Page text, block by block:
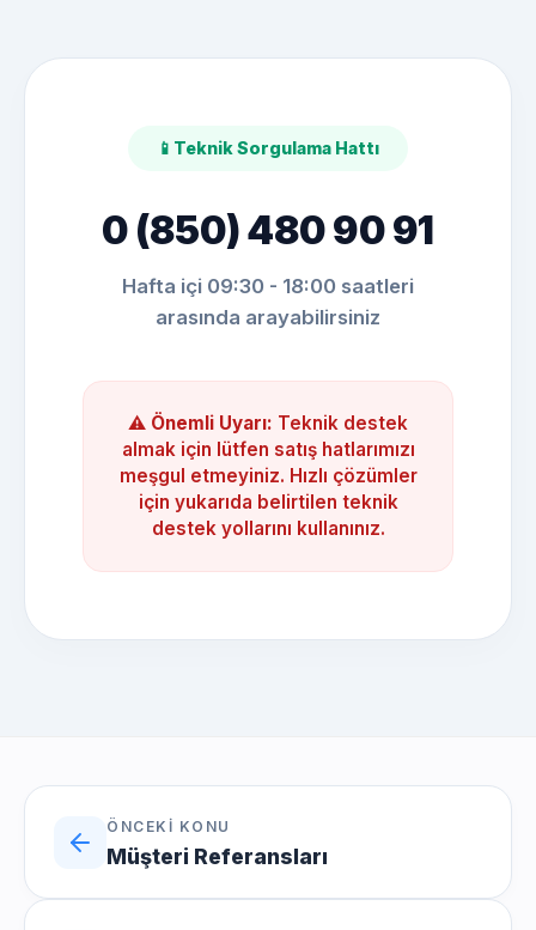
📱 Teknik Sorgulama Hattı
0 (850) 480 90 91
Hafta içi 09:30 - 18:00 saatleri
arasında arayabilirsiniz
⚠️ Önemli Uyarı: Teknik destek
almak için lütfen satış hatlarımızı
meşgul etmeyiniz. Hızlı çözümler
için yukarıda belirtilen teknik
destek yollarını kullanınız.
ÖNCEKI KONU
Müşteri Referansları